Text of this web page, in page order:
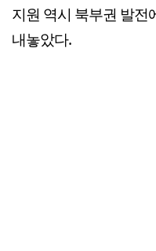
지원 역시 북부권 발전
내놓았다.